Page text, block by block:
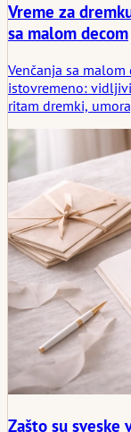
Vreme za
sa malom decom
Venčanja sa
istovremeno:
ritam dremki,
emocionalne načine.
Zašto su sveske